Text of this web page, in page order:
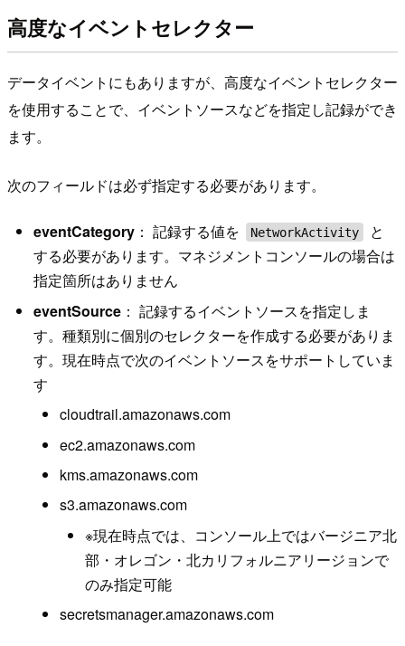
高度なイベントセレクター
データイベントにもありますが、高度なイベントセレクター
を使用することで、イベントソースなどを指定し記録ができ
ます。
次のフィールドは必ず指定する必要があります。
eventCategory： 記録する値を NetworkActivity
と
する必要があります。マネジメントコンソールの場合は
指定箇所はありません
eventSource： 記録するイベントソースを指定しま
す。種類別に個別のセレクターを作成する必要がありま
す。現在時点で次のイベントソースをサポートしていま
す
cloudtrail.amazonaws.com
ec2.amazonaws.com
kms.amazonaws.com
s3.amazonaws.com
※現在時点では、コンソール上ではバージニア北
部・オレゴン・北カリフォルニアリージョンで
のみ指定可能
secretsmanager.amazonaws.com